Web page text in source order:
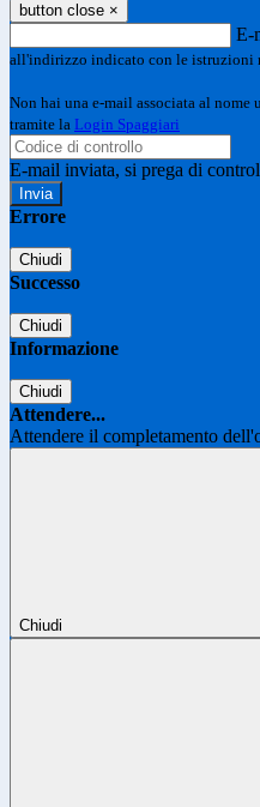
button close ×
E-
all'indirizzo indicato con le istruzioni
Non hai una e-mail associata al nome
tramite la Login Spaggiari
E-mail inviata, si prega di
Errore
Chiudi
Successo
Chiudi
Informazione
Chiudi
Attendere...
Attendere il completamento
Chiudi